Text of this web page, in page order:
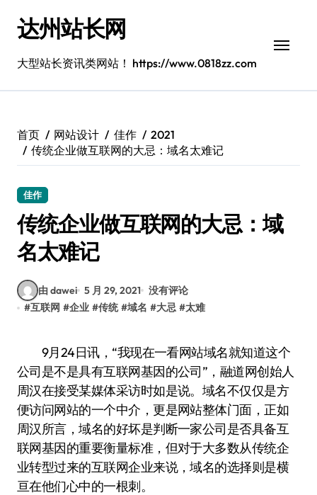
达州站长网
大型站长资讯类网站！ https://www.0818zz.com
首页 网站设计 佳作
2021
传统企业做互联网的大忌：域名太难记
佳作
传统企业做互联网的大忌：域
名太难记
由 dawei 5 月 29, 2021 没有评论
#互联网 #企业 #传统 #域名 #大忌 #太难
9月24日讯，“我现在一看网站域名就知道这个
公司是不是具有互联网基因的公司”，融道网创始人
周汉在接受某媒体采访时如是说。域名不仅仅是方
便访问网站的一个中介，更是网站整体门面，正如
周汉所言，域名的好坏是判断一家公司是否具备互
联网基因的重要衡量标准，但对于大多数从传统企
业转型过来的互联网企业来说，域名的选择则是横
亘在他们心中的一根刺。